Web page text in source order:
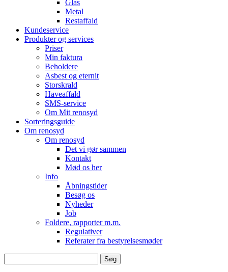
Glas
Metal
Restaffald
Kundeservice
Produkter og services
Priser
Min faktura
Beholdere
Asbest og eternit
Storskrald
Haveaffald
SMS-service
Om Mit renosyd
Sorteringsguide
Om renosyd
Om renosyd
Det vi gør sammen
Kontakt
Mød os her
Info
Åbningstider
Besøg os
Nyheder
Job
Foldere, rapporter m.m.
Regulativer
Referater fra bestyrelsesmøder
efter: